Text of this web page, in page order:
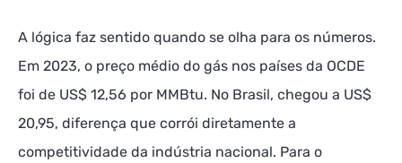
A lógica faz sentido quando se olha para os números.
Em 2023, o preço médio do gás nos países da OCDE
foi de US$ 12,56 por MMBtu. No Brasil, chegou a US$
20,95, diferença que corrói diretamente a
competitividade da indústria nacional. Para o